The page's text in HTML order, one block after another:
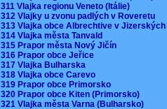
311 Vlajka regionu Veneto (Itálie)
312 Vlajky u zvonu padlých v Roveretu
313 Vlajka obce Albrechtive v
314 Vlajka města Tanvald
315 Prapor města Nový Jičín
316 Prapor obce Jeřice
317 Vlajka Bulharska
318 Vlajka obce Carevo
319 Prapor obce Primorsko
320 Prapor obce Kiten (Primorsko)
321 Vlajka města Varna (Bulharsko)